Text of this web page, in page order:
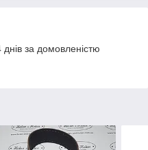
за домовленістю